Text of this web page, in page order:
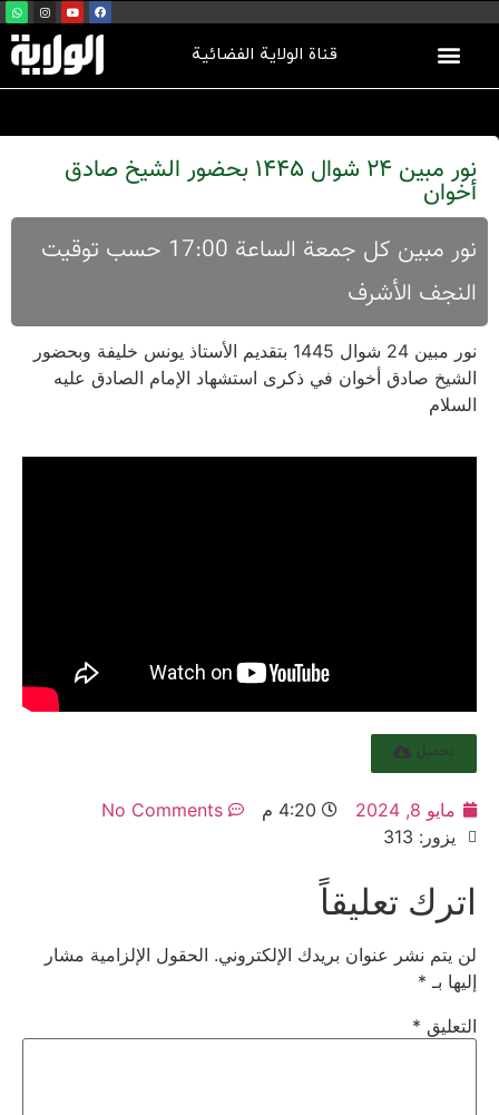
قناة الولاية الفضائية
نور مبين 24 شوال 1445 بحضور الشيخ صادق
أخوان
نور مبین کل جمعة الساعة 17:00 حسب توقیت
النجف الأشرف
نور مبين 24 شوال 1445 بتقديم الأستاذ يونس خليفة وبحضور
الشيخ صادق أخوان في ذكرى استشهاد الإمام الصادق عليه
السلام
تحميل
مايو 8, 2024 4:20 م
No Comments
يزور: 313
اترك تعليقاً
لن يتم نشر عنوان بريدك الإلكتروني. الحقول الإلزامية مشار
إليها بـ *
التعليق *